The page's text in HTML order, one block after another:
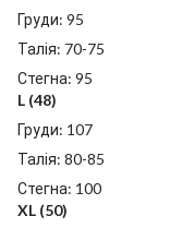
Груди: 95
Талія: 70-75
Стегна: 95
L (48)
Груди: 107
Талія: 80-85
Стегна: 100
XL (50)